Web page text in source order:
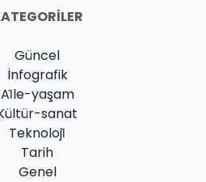
Güncel
İnfografik
Ai̇le-yaşam
sanat
Teknoloji̇
Tarih
Genel